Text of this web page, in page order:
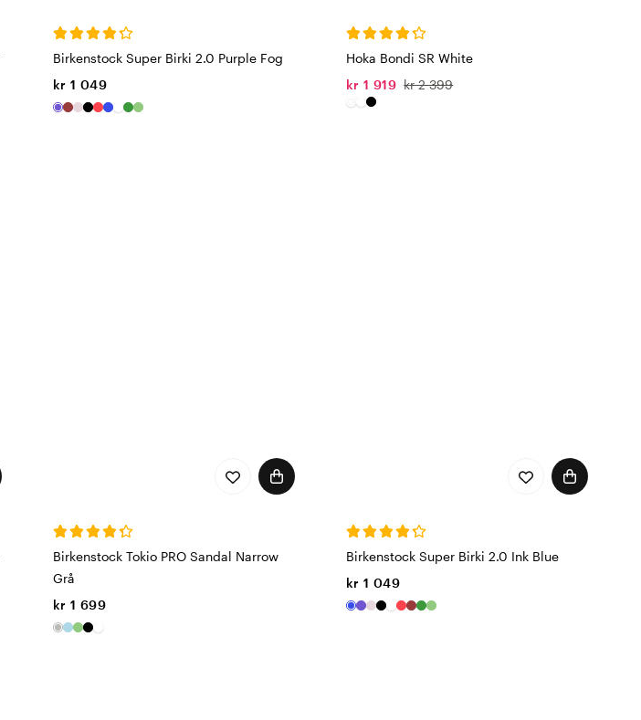
Birkenstock Super Birki 2.0 Purple Fog
kr 1 049
Hoka Bondi SR White
kr 1 919 kr 2 399
Birkenstock Tokio PRO Sandal Narrow
Grå
kr 1 699
Birkenstock Super Birki 2.0 Ink Blue
kr 1 049